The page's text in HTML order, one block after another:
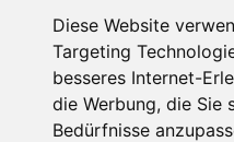
Diese Website
Targeting
besseres Internet-
die Werbung, die Sie
Bedürfnisse
Email*